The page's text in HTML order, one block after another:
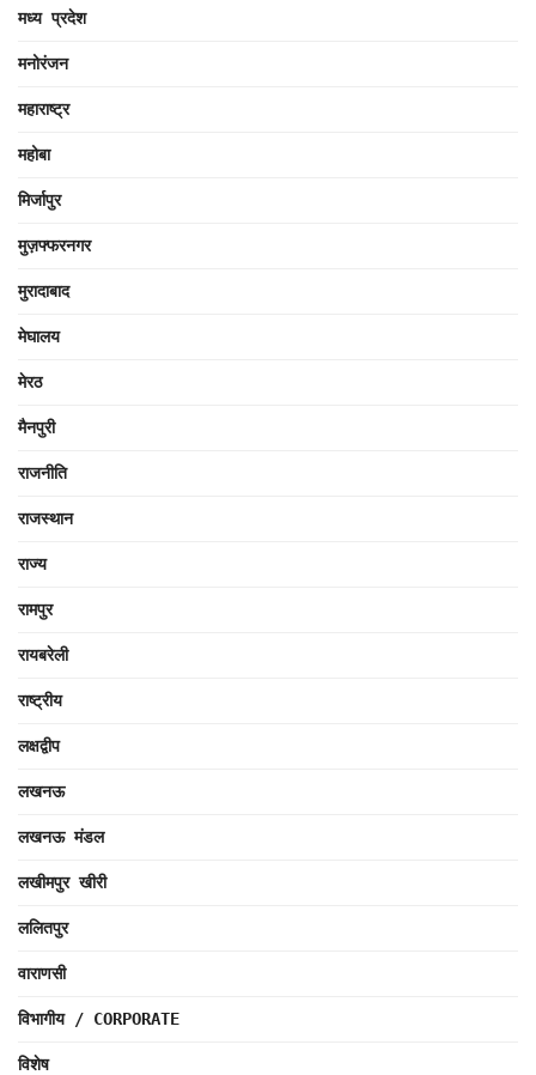
मध्य प्रदेश
मनोरंजन
महाराष्ट्र
महोबा
मिर्जापुर
मुज़फ्फरनगर
मुरादाबाद
मेघालय
मेरठ
मैनपुरी
राजनीति
राजस्थान
राज्य
रामपुर
रायबरेली
राष्ट्रीय
लक्षद्वीप
लखनऊ
लखनऊ मंडल
लखीमपुर खीरी
ललितपुर
वाराणसी
विभागीय / CORPORATE
विशेष